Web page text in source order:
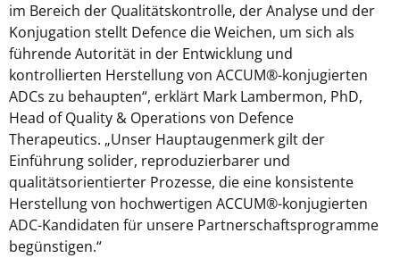
im Bereich der Qualitätskontrolle, der Analyse und der
Konjugation stellt Defence die Weichen, um sich als
führende Autorität in der Entwicklung und
kontrollierten Herstellung von ACCUM®-konjugierten
ADCs zu behaupten“, erklärt Mark Lambermon, PhD,
Head of Quality & Operations von Defence
Therapeutics. „Unser Hauptaugenmerk gilt der
Einführung solider, reproduzierbarer und
qualitätsorientierter Prozesse, die eine konsistente
Herstellung von hochwertigen ACCUM®-konjugierten
ADC-Kandidaten für unsere Partnerschaftsprogramme
begünstigen.“